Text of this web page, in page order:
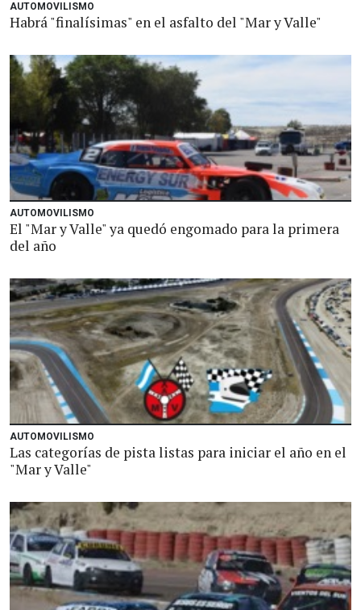
AUTOMOVILISMO
Habrá "finalísimas" en el asfalto del "Mar y Valle"
AUTOMOVILISMO
El "Mar y Valle" ya quedó engomado para la primera
del año
AUTOMOVILISMO
Las categorías de pista listas para iniciar el año en el
"Mar y Valle"